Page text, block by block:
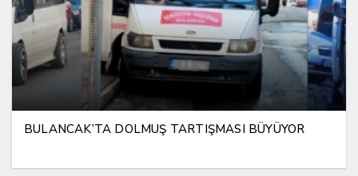
BULANCAK’TA DOLMUŞ TARTIŞMASI BÜYÜYOR